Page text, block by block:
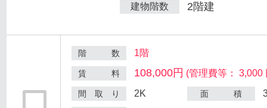
建物階数 2階建
階 数 1階
賃 料 108,000円 (管理費等： 3,000
間 取 り 2K 面 積